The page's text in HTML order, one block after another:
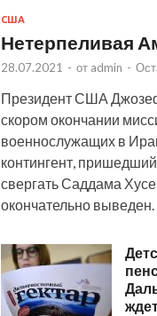
США
Нетерпеливая
28.07.2021 - от admin -
Президент США
скором окончании
военнослужащих в
контингент,
свергать Саддама
окончательно